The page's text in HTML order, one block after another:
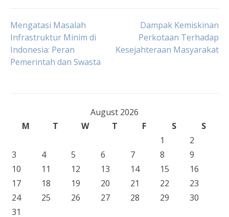
Post
navigation
Mengatasi Masalah
Infrastruktur Minim di
Indonesia: Peran
Pemerintah dan Swasta
Dampak Kemiskinan
Perkotaan Terhadap
Kesejahteraan Masyarakat
August 2026
M
T W T F S
S
1
2
3
4 5 6 7 8
9
10
11 12 13 14 15
16
17
18 19 20 21 22
23
24
25 26 27 28 29
30
31